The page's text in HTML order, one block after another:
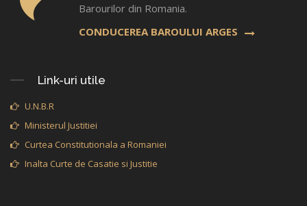
Barourilor din Romania.
CONDUCEREA BAROULUI ARGES
Link-uri utile
U.N.B.R
Ministerul Justitiei
Curtea Constitutionala a Romaniei
Inalta Curte de Casatie si Justitie